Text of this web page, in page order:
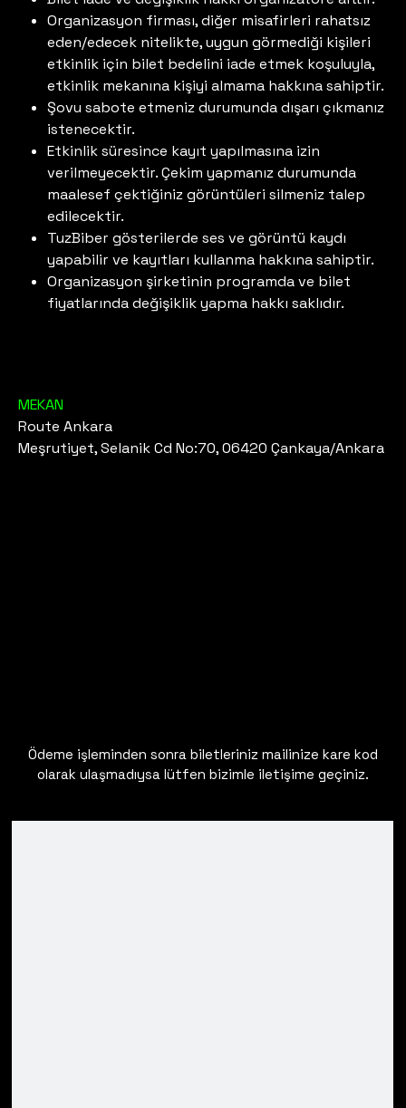
Organizasyon firması, diğer misafirleri rahatsız
eden/edecek nitelikte, uygun görmediği kişileri
etkinlik için bilet bedelini iade etmek koşuluyla,
etkinlik mekanına kişiyi almama hakkına sahiptir.
Şovu sabote etmeniz durumunda dışarı çıkmanız
istenecektir.
Etkinlik süresince kayıt yapılmasına izin
verilmeyecektir. Çekim yapmanız durumunda
maalesef çektiğiniz görüntüleri silmeniz talep
edilecektir.
TuzBiber gösterilerde ses ve görüntü kaydı
yapabilir ve kayıtları kullanma hakkına sahiptir.
Organizasyon şirketinin programda ve bilet
fiyatlarında değişiklik yapma hakkı saklıdır.
MEKAN
Route Ankara
Meşrutiyet, Selanik Cd No:70, 06420 Çankaya/Ankara
Ödeme işleminden sonra biletleriniz mailinize kare kod
olarak ulaşmadıysa lütfen bizimle iletişime geçiniz.